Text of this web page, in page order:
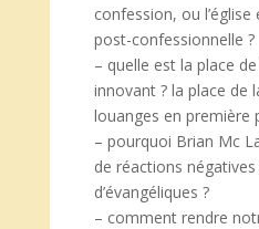
confession, ou
post-confessionnelle ?
– quelle est la place
innovant ? la place de
louanges en première
– pourquoi Brian Mc
de réactions
d’évangéliques ?
– comment rendre